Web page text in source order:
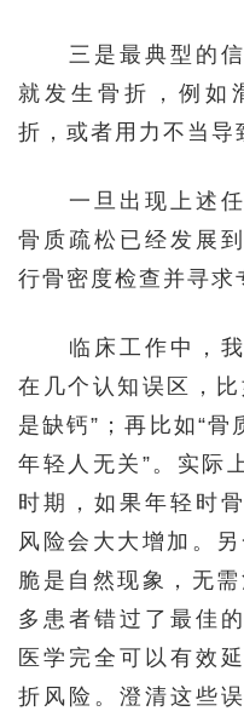
三是最典型的信
就发生骨折，例如
折，或者用力不当导
一旦出现上述任
骨质疏松已经发展
行骨密度检查并寻求
临床工作中，我
在几个认知误区，
是缺钙”；再比如“
年轻人无关”。实际
时期，如果年轻时
风险会大大增加。
脆是自然现象，无
多患者错过了最佳
医学完全可以有效
折风险。澄清这些